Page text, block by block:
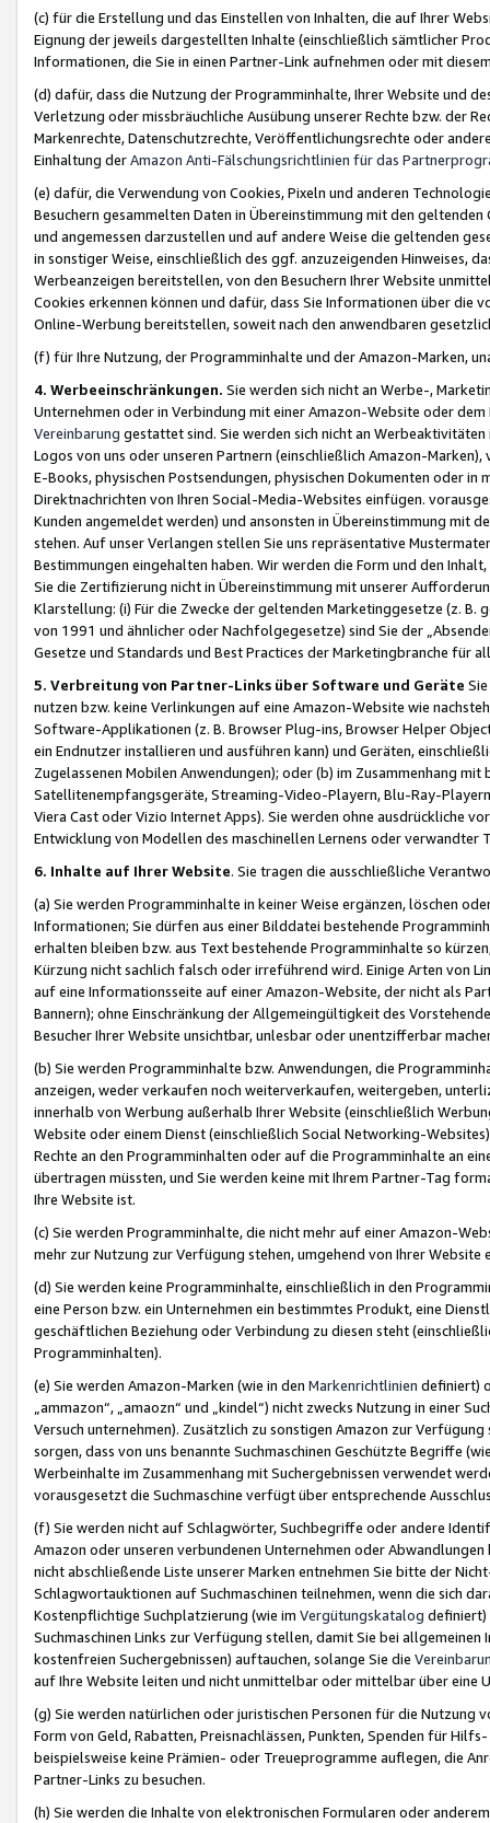
(c) für die Erstellung und das Einstellen von Inhalten, die auf Ihrer
Eignung der jeweils dargestellten Inhalte (einschließlich sämtlicher
Informationen, die Sie in einen Partner-Link aufnehmen oder mit
(d) dafür, dass die Nutzung der Programminhalte, Ihrer Website und
Verletzung oder missbräuchliche Ausübung unserer Rechte bzw. der
Markenrechte, Datenschutzrechte, Veröffentlichungsrechte oder
Einhaltung derAmazon Anti-Fälschungsrichtlinien für das
(e) dafür, die Verwendung von Cookies, Pixeln und anderen
Besuchern gesammelten Daten in Übereinstimmung mit den
und angemessen darzustellen und auf andere Weise die geltenden
in sonstiger Weise, einschließlich des ggf. anzuzeigenden Hinweises,
Werbeanzeigen bereitstellen, von den Besuchern Ihrer Website
Cookies erkennen können und dafür, dass Sie Informationen über die
Online-Werbung bereitstellen, soweit nach den anwendbaren
(f) für Ihre Nutzung, der Programminhalte und der Amazon-Marken,
4. Werbeeinschränkungen. Sie werden sich nicht an Werbe-,
Unternehmen oder in Verbindung mit einer Amazon-Website oder
Vereinbarung gestattet sind. Sie werden sich nicht an
Logos von uns oder unseren Partnern (einschließlich Amazon-
E-Books, physischen Postsendungen, physischen Dokumenten oder in
Direktnachrichten von Ihren Social-Media-Websites einfügen.
Kunden angemeldet werden) und ansonsten in Übereinstimmung mit
stehen. Auf unser Verlangen stellen Sie uns repräsentative
Bestimmungen eingehalten haben. Wir werden die Form und den
Sie die Zertifizierung nicht in Übereinstimmung mit unserer
Klarstellung: (i) Für die Zwecke der geltenden Marketinggesetze (z. B.
von 1991 und ähnlicher oder Nachfolgegesetze) sind Sie der
Gesetze und Standards und Best Practices der Marketingbranche für
5. Verbreitung von Partner-Links über Software und Geräte
nutzen bzw. keine Verlinkungen auf eine Amazon-Website wie
Software-Applikationen (z. B. Browser Plug-ins, Browser Helper
ein Endnutzer installieren und ausführen kann) und Geräten,
Zugelassenen Mobilen Anwendungen); oder (b) im Zusammenhang
Satellitenempfangsgeräte, Streaming-Video-Playern, Blu-Ray-
Viera Cast oder Vizio Internet Apps). Sie werden ohne ausdrückliche
Entwicklung von Modellen des maschinellen Lernens oder
6. Inhalte auf Ihrer Website. Sie tragen die ausschließliche
(a) Sie werden Programminhalte in keiner Weise ergänzen, löschen
Informationen; Sie dürfen aus einer Bilddatei bestehende
erhalten bleiben bzw. aus Text bestehende Programminhalte so
Kürzung nicht sachlich falsch oder irreführend wird. Einige Arten von
auf eine Informationsseite auf einer Amazon-Website, der nicht als
Bannern); ohne Einschränkung der Allgemeingültigkeit des
Besucher Ihrer Website unsichtbar, unlesbar oder unentzifferbar
(b) Sie werden Programminhalte bzw. Anwendungen, die
anzeigen, weder verkaufen noch weiterverkaufen, weitergeben,
innerhalb von Werbung außerhalb Ihrer Website (einschließlich
Website oder einem Dienst (einschließlich Social Networking-
Rechte an den Programminhalten oder auf die Programminhalte an
übertragen müssten, und Sie werden keine mit Ihrem Partner-Tag
Ihre Website ist.
(c) Sie werden Programminhalte, die nicht mehr auf einer Amazon-
mehr zur Nutzung zur Verfügung stehen, umgehend von Ihrer
(d) Sie werden keine Programminhalte, einschließlich in den
eine Person bzw. ein Unternehmen ein bestimmtes Produkt, eine
geschäftlichen Beziehung oder Verbindung zu diesen steht
Programminhalten).
(e) Sie werden Amazon-Marken (wie in den Markenrichtlinien definiert)
„ammazon“, „amaozn“ und „kindel“) nicht zwecks Nutzung in einer
Versuch unternehmen). Zusätzlich zu sonstigen Amazon zur
sorgen, dass von uns benannte Suchmaschinen Geschützte Begriffe
Werbeinhalte im Zusammenhang mit Suchergebnissen verwendet
vorausgesetzt die Suchmaschine verfügt über entsprechende
(f) Sie werden nicht auf Schlagwörter, Suchbegriffe oder andere
Amazon oder unseren verbundenen Unternehmen oder
nicht abschließende Liste unserer Marken entnehmen Sie bitte der
Schlagwortauktionen auf Suchmaschinen teilnehmen, wenn die sich
Kostenpflichtige Suchplatzierung (wie im Vergütungskatalog definiert)
Suchmaschinen Links zur Verfügung stellen, damit Sie bei
kostenfreien Suchergebnissen) auftauchen, solange Sie die
auf Ihre Website leiten und nicht unmittelbar oder mittelbar über eine
(g) Sie werden natürlichen oder juristischen Personen für die Nutzung
Form von Geld, Rabatten, Preisnachlässen, Punkten, Spenden für
beispielsweise keine Prämien- oder Treueprogramme auflegen, die
Partner-Links zu besuchen.
(h) Sie werden die Inhalte von elektronischen Formularen oder